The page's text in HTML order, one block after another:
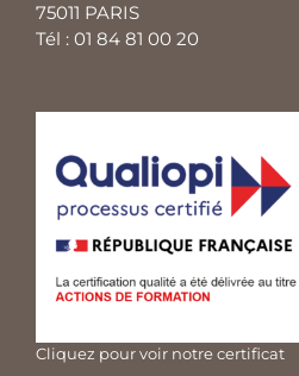
75011 PARIS
Tél : 01 84 81 00 20
Cliquez pour voir notre certificat